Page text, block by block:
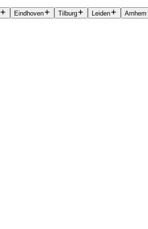
Eindhoven Tilburg Leiden Arnhem